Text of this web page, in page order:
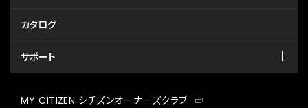
カタログ
サポート
MY CITIZEN シチズンオーナーズクラブ